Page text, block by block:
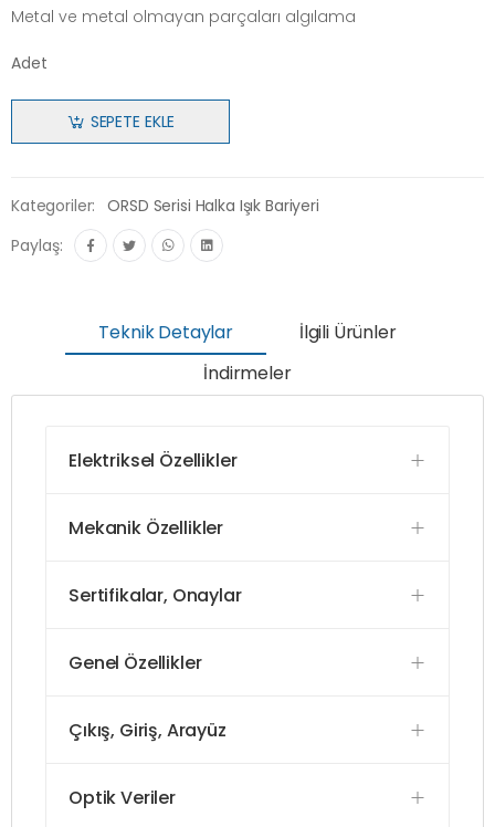
Metal ve metal olmayan parçaları algılama
Adet
SEPETE EKLE
Kategoriler:
ORSD Serisi Halka Işık Bariyeri
Paylaş:
Teknik Detaylar
İlgili Ürünler
İndirmeler
Elektriksel Özellikler
Mekanik Özellikler
Sertifikalar, Onaylar
Genel Özellikler
Çıkış, Giriş, Arayüz
Optik Veriler